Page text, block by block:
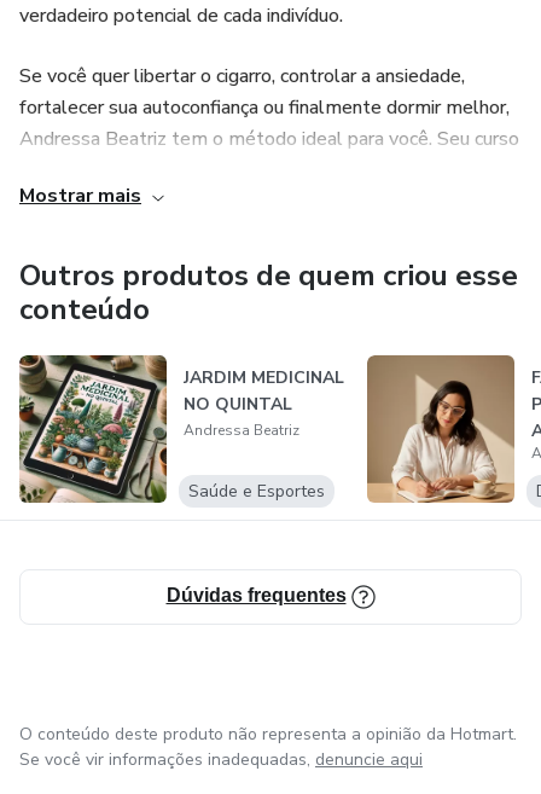
verdadeiro potencial de cada indivíduo.
Se você quer libertar o cigarro, controlar a ansiedade,
fortalecer sua autoconfiança ou finalmente dormir melhor,
Andressa Beatriz tem o método ideal para você. Seu curso
para acessar o subconsciente e reprogramar algumas
rigorosas.
Com uma abordagem prática e acessível, Andressa Beatriz
já ajudou centenas de alunos a transformarem suas vidas
através da hipnoterapia. Seu método é simples, eficaz e
pode ser aplicado por qualquer pessoa, mesmo sem
experiência prévia. Se você busca uma solução definitiva
para seus desafios emocionais e comportamentais, agora é
a sua vez de dar o primeiro passo rumo à sua melhor
Mostrar mais
Outros produtos de quem criou esse
conteúdo
JARDIM MEDICINAL
NO QUINTAL
Andressa Beatriz
Saúde e Esportes
Dúvidas frequentes
O conteúdo deste produto não representa a opinião da Hotmart.
Se você vir informações inadequadas, denuncie aqui